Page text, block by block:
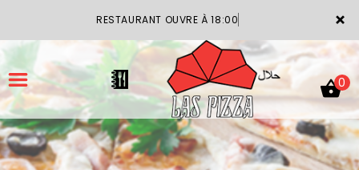
×
RESTAURANT OUVRE À 18:00
0